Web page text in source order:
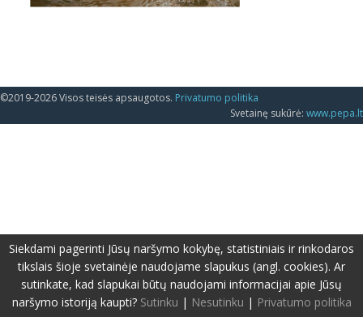
©2019-2026 Visos teisės apsaugotos. Privatumo politika
Svetainę sukūrė: www.pepa.lt
Siekdami pagerinti Jūsų naršymo kokybę, statistiniais ir rinkodaros
tikslais šioje svetainėje naudojame slapukus (angl. cookies). Ar
sutinkate, kad slapukai būtų naudojami informacijai apie Jūsų
naršymo istoriją kaupti? Sutinku | Nesutinku | Privatumo politika